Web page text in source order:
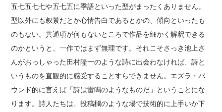
五七五七七や五七五に季語といった型がまったくありません。
型以外にも叙景だとか心情告白であるとかの、傾向といったも
のもない。共通項が何もないところで作品を細かく解釈できる
のかというと、一作ではまず無理です。それこそさっき池上さ
んがおっしゃった田村隆一のような詩に出会わなければ、詩と
いうものを直観的に感受することすらできません。エズラ・パ
ウンド的に言えば「詩は雷鳴のようなものだ」ということにな
ります。詩人たちは、投稿欄のような場で技術的に上手いか下